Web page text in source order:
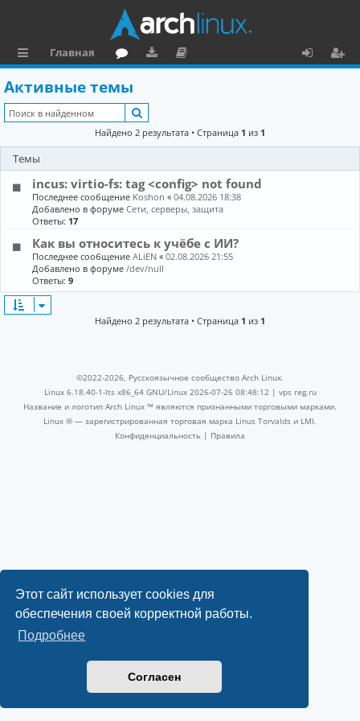
Этот сайт использует cookies для
обеспечения своей корректной работы.
Подробнее
Согласен
ы
л
к
и
Главная
ру
м
ру
зк
и
е
н
та
и
р
а
Активные темы
Найдено 2 результата • Страница 1 из 1
Темы
incus: virtio-fs: tag <config> not found
Последнее сообщение Koshon «04.08.2026 18:38
Добавлено в форумеСети, серверы, защита
Ответы: 17
Как вы относитесь к учёбе с ИИ?
Последнее сообщениеALiEN «02.08.2026 21:55
Добавлено в форуме/dev/null
Ответы:9
Найдено 2 результата • Страница 1 из 1
©2022-2026, Русскоязычное сообщество Arch Linux.
Linux 6.18.40-1-lts x86_64 GNU/Linux 2026-07-26 08:48:12 | vps reg.ru
Название и логотип Arch Linux ™ являются признанными торговыми марками.
Linux ® — зарегистрированная торговая марка Linus Torvalds и LMI.
Конфиденциальность | Правила